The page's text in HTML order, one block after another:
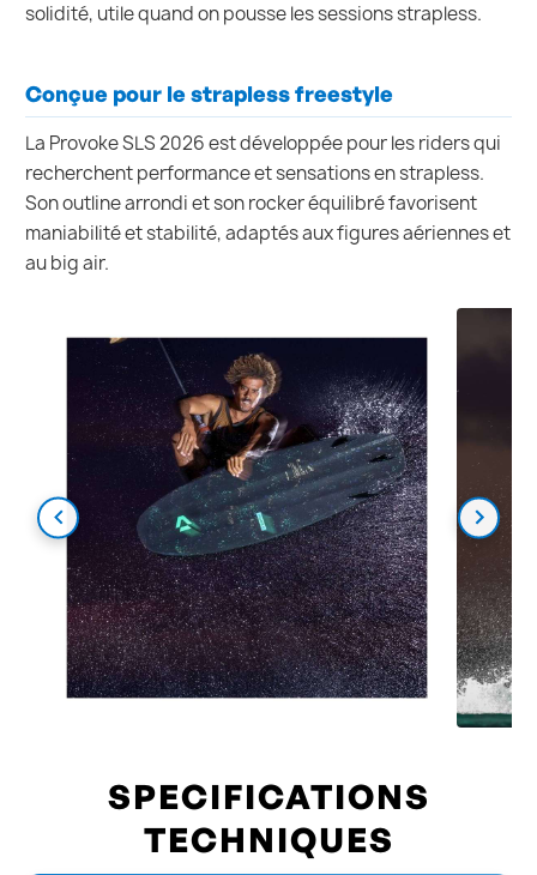
solidité, utile quand on pousse les sessions strapless.
Conçue pour le strapless freestyle
La Provoke SLS 2026 est développée pour les riders qui
recherchent performance et sensations en strapless.
Son outline arrondi et son rocker équilibré favorisent
maniabilité et stabilité, adaptés aux figures aériennes et
au big air.
SPECIFICATIONS
TECHNIQUES